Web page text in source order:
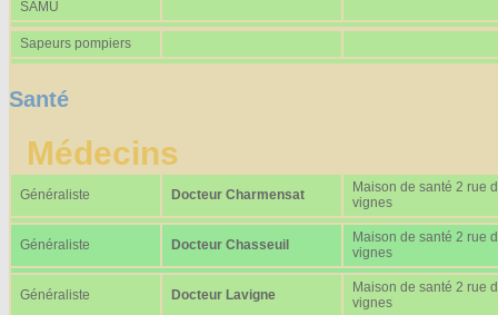
SAMU
Sapeurs pompiers
Santé
Médecins
Généraliste Docteur Charmensat
Maison de santé 2 rue
vignes
Généraliste Docteur Chasseuil
Maison de santé 2 rue
vignes
Généraliste Docteur Lavigne
Maison de santé 2 rue
vignes